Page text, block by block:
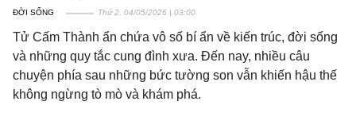
ĐỜI SỐNG Thứ 2, 04/05/2026 | 03:00
Tử Cấm Thành ẩn chứa vô số bí ẩn về kiến trúc, đời sống
và những quy tắc cung đình xưa. Đến nay, nhiều câu
chuyện phía sau những bức tường son vẫn khiến hậu thế
không ngừng tò mò và khám phá.